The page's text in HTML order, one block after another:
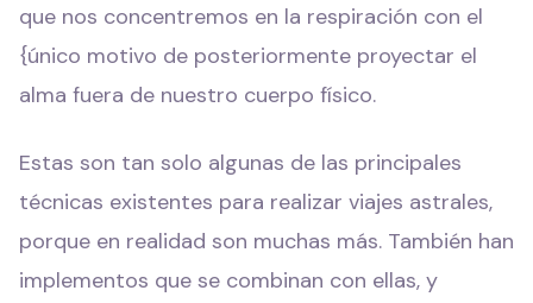
que nos concentremos en la respiración con el
{único motivo de posteriormente proyectar el
alma fuera de nuestro cuerpo físico.
Estas son tan solo algunas de las principales
técnicas existentes para realizar viajes astrales,
porque en realidad son muchas más. También han
implementos que se combinan con ellas, y